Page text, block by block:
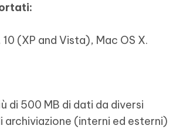
(XP and Vista), Mac OS X.
di 500 MB di dati da diversi
archiviazione (interni ed esterni)